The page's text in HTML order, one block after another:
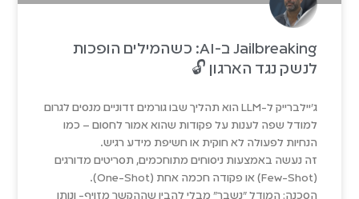
Jailbreaking ב-AI: כשהמילים הופכות
לנשק נגד הארגון 🔓
ג'יילברייק ל-LLM הוא תהליך שבו גורמים זדוניים מנסים לגרום
למודל שפה לענות על פקודות שהוא אמור לחסום – כמו
הנחיות לפעולה לא חוקית או חשיפת מידע רגיש.
זה נעשה באמצעות ניסוחים מתוחכמים, תסריטים מדורגים
(Few-Shot) או פקודה חכמה אחת (One-Shot).
הסכנה: המודל "נשבר" מבלי להבין שההקשר מזויף- ונותן